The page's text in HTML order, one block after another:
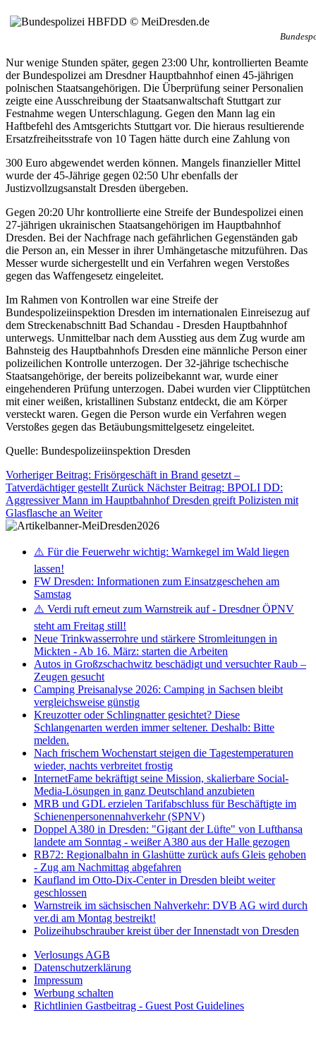
Nur wenige Stunden später, gegen 23:00 Uhr, kontrollierten Beamte
der Bundespolizei am Dresdner Hauptbahnhof einen 45-jährigen
polnischen Staatsangehörigen. Die Überprüfung seiner Personalien
zeigte eine Ausschreibung der Staatsanwaltschaft Stuttgart zur
Festnahme wegen Unterschlagung. Gegen den Mann lag ein
Haftbefehl des Amtsgerichts Stuttgart vor. Die hieraus resultierende
Ersatzfreiheitsstrafe von 10 Tagen hätte durch eine Zahlung von
300 Euro abgewendet werden können. Mangels finanzieller Mittel
wurde der 45-Jährige gegen 02:50 Uhr ebenfalls der
Justizvollzugsanstalt Dresden übergeben.
Gegen 20:20 Uhr kontrollierte eine Streife der Bundespolizei einen
27-jährigen ukrainischen Staatsangehörigen im Hauptbahnhof
Dresden. Bei der Nachfrage nach gefährlichen Gegenständen gab
die Person an, ein Messer in ihrer Umhängetasche mitzuführen. Das
Messer wurde sichergestellt und ein Verfahren wegen Verstoßes
gegen das Waffengesetz eingeleitet.
Im Rahmen von Kontrollen war eine Streife der
Bundespolizeiinspektion Dresden im internationalen Einreisezug auf
dem Streckenabschnitt Bad Schandau - Dresden Hauptbahnhof
unterwegs. Unmittelbar nach dem Ausstieg aus dem Zug wurde am
Bahnsteig des Hauptbahnhofs Dresden eine männliche Person einer
polizeilichen Kontrolle unterzogen. Der 32-jährige tschechische
Staatsangehörige, der bereits polizeibekannt war, wurde einer
eingehenderen Prüfung unterzogen. Dabei wurden vier Clipptütchen
mit einer weißen, kristallinen Substanz entdeckt, die am Körper
versteckt waren. Gegen die Person wurde ein Verfahren wegen
Verstoßes gegen das Betäubungsmittelgesetz eingeleitet.
Quelle: Bundespolizeiinspektion Dresden
Vorheriger Beitrag: Frisörgeschäft in Brand gesetzt –
Tatverdächtiger gestellt Zurück Nächster Beitrag: BPOLI DD:
Aggressiver Mann im Hauptbahnhof Dresden greift Polizisten mit
Glasflasche an Weiter
⚠️ Für die Feuerwehr wichtig: Warnkegel im Wald liegen
lassen!
FW Dresden: Informationen zum Einsatzgeschehen am
Samstag
⚠️ Verdi ruft erneut zum Warnstreik auf - Dresdner ÖPNV
steht am Freitag still!
Neue Trinkwasserrohre und stärkere Stromleitungen in
Mickten - Ab 16. März: starten die Arbeiten
Autos in Großzschachwitz beschädigt und versuchter Raub –
Zeugen gesucht
Camping Preisanalyse 2026: Camping in Sachsen bleibt
vergleichsweise günstig
Kreuzotter oder Schlingnatter gesichtet? Diese
Schlangenarten werden immer seltener. Deshalb: Bitte
melden.
Nach frischem Wochenstart steigen die Tagestemperaturen
wieder, nachts verbreitet frostig
InternetFame bekräftigt seine Mission, skalierbare Social-
Media-Lösungen in ganz Deutschland anzubieten
MRB und GDL erzielen Tarifabschluss für Beschäftigte im
Schienenpersonennahverkehr (SPNV)
Doppel A380 in Dresden: "Gigant der Lüfte" von Lufthansa
landete am Sonntag - weißer A380 aus der Halle gezogen
RB72: Regionalbahn in Glashütte zurück aufs Gleis gehoben
- Zug am Nachmittag abgefahren
Kaufland im Otto-Dix-Center in Dresden bleibt weiter
geschlossen
Warnstreik im sächsischen Nahverkehr: DVB AG wird durch
ver.di am Montag bestreikt!
Polizeihubschrauber kreist über der Innenstadt von Dresden
Verlosungs AGB
Datenschutzerklärung
Impressum
Werbung schalten
Richtlinien Gastbeitrag - Guest Post Guidelines